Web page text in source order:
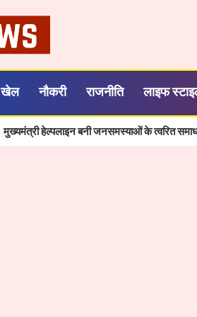
खेल नौकरी राजनीति लाइफ
विश्व आदिवासी दिवस पर गरियाबंद में 9 को आयोजित